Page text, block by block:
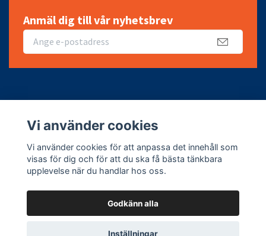
Anmäl dig till vår nyhetsbrev
Sociala medier
© 2026 Leifheit Sverige
Vi använder cookies
Vi använder cookies för att anpassa det innehåll som
visas för dig och för att du ska få bästa tänkbara
upplevelse när du handlar hos oss.
Godkänn alla
Inställningar